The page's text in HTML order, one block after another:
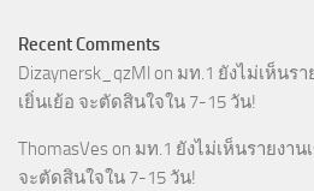
Recent Comments
Dizaynersk_qzMl on มท.1 ยังไม่เห็นร
เยิ่นเย้อ จะตัดสินใจใน 7-15 วัน!
ThomasVes on มท.1 ยังไม่เห็นรายงาน
จะตัดสินใจใน 7-15 วัน!